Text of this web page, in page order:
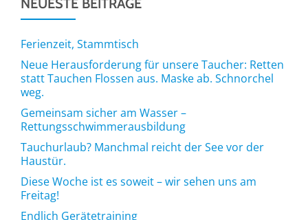
NEUESTE BEITRÄGE
Ferienzeit, Stammtisch
Neue Herausforderung für unsere Taucher: Retten
statt Tauchen Flossen aus. Maske ab. Schnorchel
weg.
Gemeinsam sicher am Wasser –
Rettungsschwimmerausbildung
Tauchurlaub? Manchmal reicht der See vor der
Haustür.
Diese Woche ist es soweit – wir sehen uns am
Freitag!
Endlich Gerätetraining